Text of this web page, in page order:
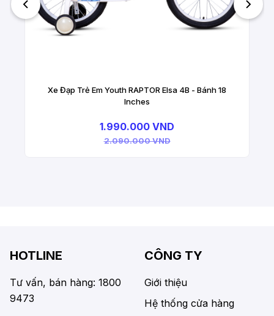
Xe Đạp Trẻ Em Youth RAPTOR Elsa 4B - Bánh 18
Inches
1.990.000 VND
2.090.000 VND
HOTLINE
Tư vấn, bán hàng: 1800
9473
CÔNG TY
Giới thiệu
Hệ thống cửa hàng